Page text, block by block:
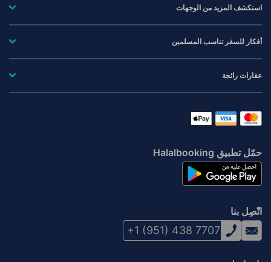
استكشف المزيد من الوجهات
أفكار للسفر تناسب المسلمين
عقارات رائجة
حمّل تطبيق Halalbooking
اتّصِل بنا
+1 (951) 438 7707